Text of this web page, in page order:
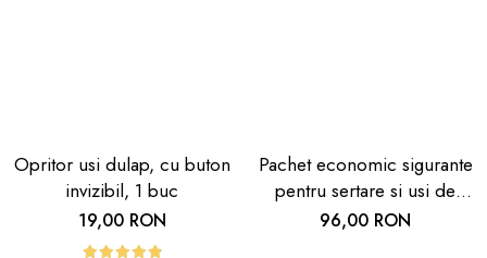
Opritor usi dulap, cu buton
invizibil, 1 buc
19,00 RON
Pachet economic sigurante
pentru sertare si usi de
dulapuri, 8 bucati, albe,
96,00 RON